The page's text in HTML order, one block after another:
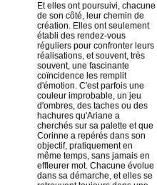
Et elles ont poursuivi, chacune
de son côté, leur chemin de
création. Elles ont seulement
établi des rendez-vous
réguliers pour confronter leurs
réalisations, et souvent, très
souvent, une fascinante
coïncidence les remplit
d'émotion. C'est parfois une
couleur improbable, un jeu
d'ombres, des taches ou des
hachures qu'Ariane a
cherchés sur sa palette et que
Corinne a repérés dans son
objectif, pratiquement en
même temps, sans jamais en
effleurer mot. Chacune évolue
dans sa démarche, et elles se